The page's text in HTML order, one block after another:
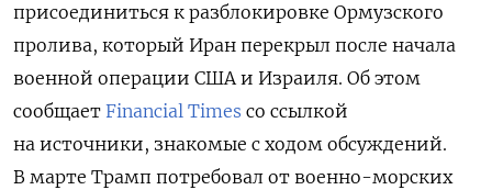
присоединиться к разблокировке Ормузского
пролива, который Иран перекрыл после начала
военной операции США и Израиля. Об этом
сообщает Financial Times со ссылкой
на источники, знакомые с ходом обсуждений.
В марте Трамп потребовал от военно-морских